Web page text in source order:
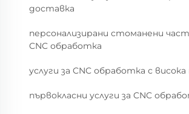
доставка
персонализирани стоманени
CNC обработка
услуги за CNC обработка с
първокласни услуги за CNC